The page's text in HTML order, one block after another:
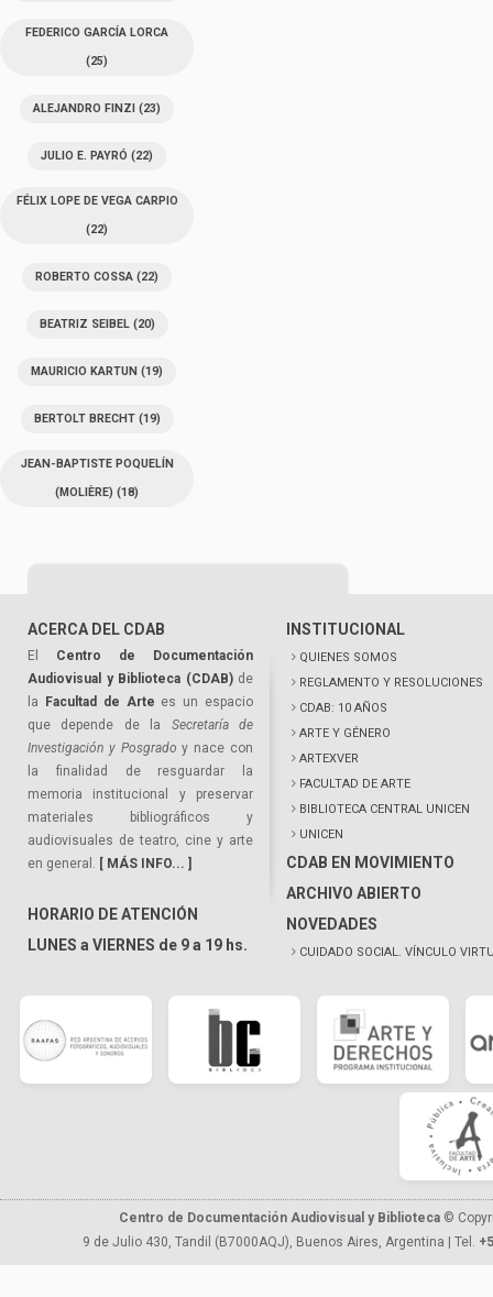
FEDERICO GARCÍA LORCA
(25)
ALEJANDRO FINZI (23)
JULIO E. PAYRÓ (22)
FÉLIX LOPE DE VEGA CARPIO
(22)
ROBERTO COSSA (22)
BEATRIZ SEIBEL(20)
MAURICIO KARTUN (19)
BERTOLT BRECHT(19)
JEAN-BAPTISTE POQUELÍN
(MOLIÈRE) (18)
ACERCA DEL CDAB
El Centro de Documentación
Audiovisual y Biblioteca (CDAB)de
la
Facultad de Arte es un espacio
que depende de la Secretaría de
Investigación y Posgrado y nace con
la finalidad de resguardar la
memoria institucional y preservar
materiales bibliográficos y
audiovisuales de teatro, cine y arte
en general. [ MÁS INFO... ]
HORARIO DE ATENCIÓN
LUNES a VIERNES de 9 a 19 hs.
INSTITUCIONAL
QUIENES SOMOS
REGLAMENTO Y RESOLUCIONES
CDAB: 10 AÑOS
ARTE Y GÉNERO
ARTEXVER
FACULTAD DE ARTE
BIBLIOTECA CENTRAL UNICEN
UNICEN
CDAB EN MOVIMIENTO
ARCHIVO ABIERTO
NOVEDADES
CUIDADO SOCIAL. VÍNCULO
Centro de Documentación Audiovisual y Biblioteca ©
9 de Julio 430, Tandil (B7000AQJ), Buenos Aires, Argentina | Tel.